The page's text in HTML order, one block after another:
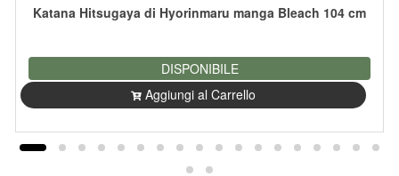
Katana Hitsugaya di Hyorinmaru manga Bleach 104 cm
DISPONIBILE
Aggiungi al Carrello